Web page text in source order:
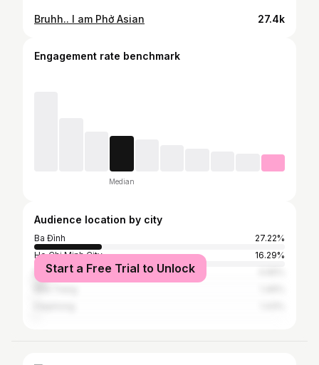
Bruhh.. I am Phở Asian 27.4k
Engagement rate benchmark
Median
Audience location by city
Ba Đình
27.22%
Ho Chi Minh City
16.29%
Đà Nẵng
Start a Free Trial to Unlock